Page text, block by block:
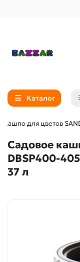
Каталог
кашпо для цветов
Садовое
DBSP400-
37 л